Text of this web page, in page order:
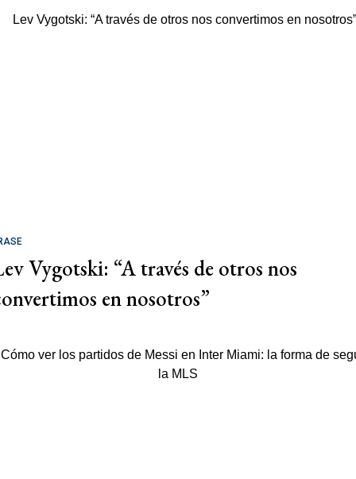
Vygotski: “A través de otros nos
en nosotros”